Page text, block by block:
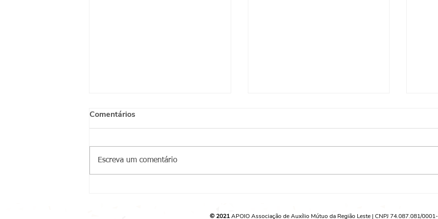
acolhidos
Comentários
Escreva um comentário
© 2021APOIO Associação de Auxílio Mútuo da Região Leste | CNPJ 74.087.081/